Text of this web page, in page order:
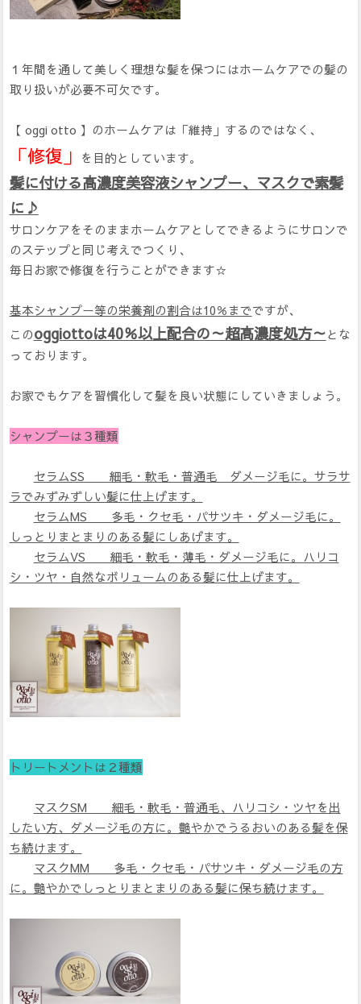
１年間を通して美しく理想な髪を保つにはホームケアでの髪の
取り扱いが必要不可欠です。
【 oggi otto 】のホームケアは「維持」するのではなく、
「修復」 を目的としています。
髪に付ける高濃度美容液シャンプー、マスクで素髪
に♪
サロンケアをそのままホームケアとしてできるようにサロンで
のステップと同じ考えでつくり、
毎日お家で修復を行うことができます☆
基本シャンプー等の栄養剤の割合は10％までですが、
このoggiottoは40％以上配合の～超高濃度処方～とな
っております。
お家でもケアを習慣化して髪を良い状態にしていきましょう。
シャンプーは３種類
セラムSS 細毛・軟毛・普通毛 ダメージ毛に。サラサ
ラでみずみずしい髪に仕上げます。
セラムMS 多毛・クセ毛・パサツキ・ダメージ毛に。
しっとりまとまりのある髪にしあげます。
セラムVS 細毛・軟毛・薄毛・ダメージ毛に。ハリコ
シ・ツヤ・自然なボリュームのある髪に仕上げます。
トリートメントは２種類
マスクSM 細毛・軟毛・普通毛、ハリコシ・ツヤを出
したい方、ダメージ毛の方に。艶やかでうるおいのある髪を保
ち続けます。
マスクMM 多毛・クセ毛・パサツキ・ダメージ毛の方
に。艶やかでしっとりまとまりのある髪に保ち続けます。